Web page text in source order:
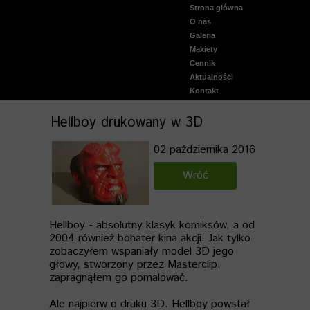
Wróć
Strona główna
O nas
Galeria
Aktualnie malowane
Warhammer 40000
Warhammer Fantasy
Warhammer Age Of
Malowane wydruki 3D
StarWars
Lord of the Rings
Podstawki figurek
Dust Tactics
Gry Planszowe
Inne
Wideo Galeria malowania
Wiedźmin starty świat
Makiety - galeria
Makiety
Cennik
Aktualności
Kontakt
02 października 2016
Hellboy - absolutny klasyk komiksów, a od
2004 również bohater kina akcji. Jak tylko
zobaczyłem wspaniały model 3D jego
głowy, stworzony przez Masterclip,
zapragnąłem go pomalować.
Ale najpierw o druku 3D. Hellboy powstał
Hellboy drukowany w 3D